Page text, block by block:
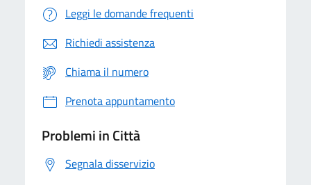
Leggi le domande frequenti
Richiedi assistenza
Chiama il numero
Prenota appuntamento
Problemi in Città
Segnala disservizio